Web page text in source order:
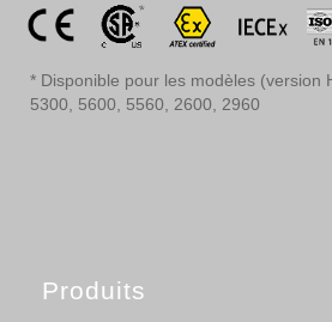
* Disponible pour les modèles (version
5300, 5600, 5560, 2600, 2960
Produits